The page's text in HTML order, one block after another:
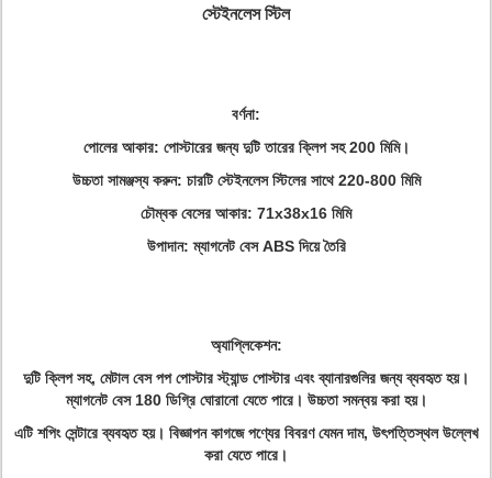
স্টেইনলেস স্টিল
বর্ণনা:
পোলের আকার: পোস্টারের জন্য দুটি তারের ক্লিপ সহ 200 মিমি।
উচ্চতা সামঞ্জস্য করুন: চারটি স্টেইনলেস স্টিলের সাথে 220-800 মিমি
চৌম্বক বেসের আকার: 71x38x16 মিমি
উপাদান: ম্যাগনেট বেস ABS দিয়ে তৈরি
অ্যাপ্লিকেশন:
দুটি ক্লিপ সহ, মেটাল বেস পপ পোস্টার স্ট্যান্ড পোস্টার এবং ব্যানারগুলির জন্য ব্যবহৃত হয়।
ম্যাগনেট বেস 180 ডিগ্রি ঘোরানো যেতে পারে। উচ্চতা সমন্বয় করা হয়।
এটি শপিং সেন্টারে ব্যবহৃত হয়। বিজ্ঞাপন কাগজে পণ্যের বিবরণ যেমন দাম, উৎপত্তিস্থল উল্লেখ
করা যেতে পারে।